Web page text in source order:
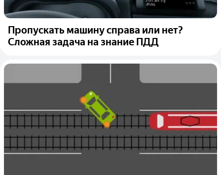
Пропускать машину справа или нет?
Сложная задача на знание ПДД